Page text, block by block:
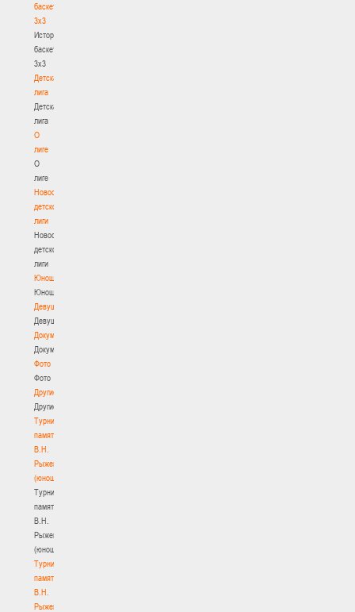
баскетбола
3х3
История
баскетбола
3х3
Детская
лига
Детская
лига
О
лиге
О
лиге
Новости
детской
лиги
Новости
детской
лиги
Юноши
Юноши
Девушки
Девушки
Документы
Документы
Фото
Фото
Другие
Другие
Турнир
памяти
В.Н.
Рыженкова
(юноши)
Турнир
памяти
В.Н.
Рыженкова
(юноши)
Турнир
памяти
В.Н.
Рыженкова